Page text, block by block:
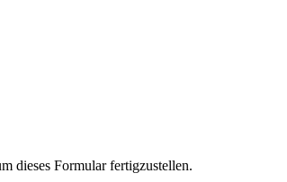
dieses Formular fertigzustellen.